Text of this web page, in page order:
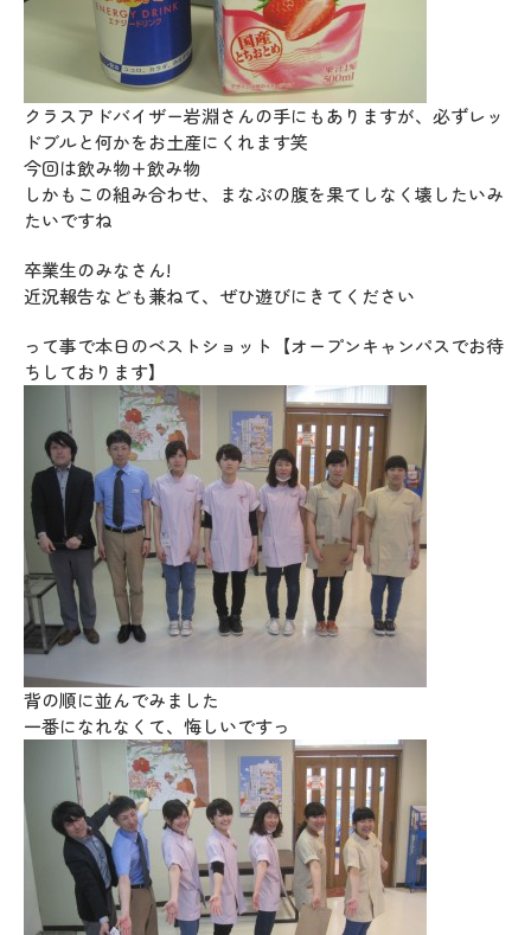
クラスアドバイザー岩淵さんの手にもありますが、必ずレッ
ドブルと何かをお土産にくれます笑
今回は飲み物+飲み物
しかもこの組み合わせ、まなぶの腹を果てしなく壊したいみ
たいですね
卒業生のみなさん!
近況報告なども兼ねて、ぜひ遊びにきてください
って事で本日のベストショット【オープンキャンパスでお待
ちしております】
背の順に並んでみました
一番になれなくて、悔しいですっ